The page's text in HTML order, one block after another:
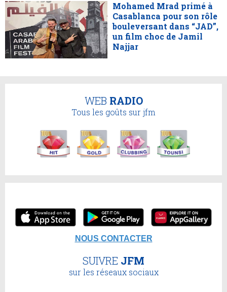
Mohamed Mrad primé à
Casablanca pour son rôle
bouleversant dans “JAD”,
un film choc de Jamil
Najjar
WEB RADIO
Tous les goûts sur jfm
NOUS CONTACTER
SUIVRE JFM
sur les réseaux sociaux